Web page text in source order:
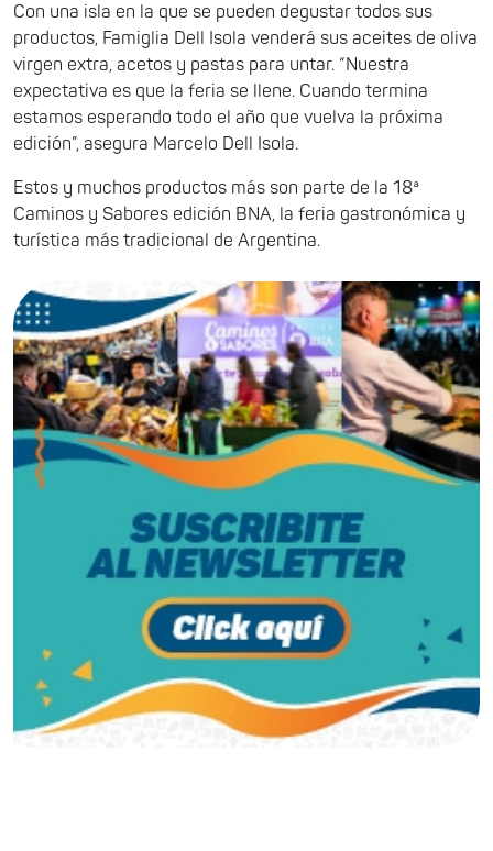
Con una isla en la que se pueden degustar todos sus
productos, Famiglia Dell Isola venderá sus aceites de oliva
virgen extra, acetos y pastas para untar. “Nuestra
expectativa es que la feria se llene. Cuando termina
estamos esperando todo el año que vuelva la próxima
edición”, asegura Marcelo Dell Isola.
Estos y muchos productos más son parte de la 18ª
Caminos y Sabores edición BNA, la feria gastronómica y
turística más tradicional de Argentina.